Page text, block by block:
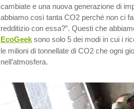
cambiate e una nuova generazione di
abbiamo così tanta CO2 perché non ci
redditizio con essa?”. Questi che
EcoGeek sono solo 5 dei modi in cui i
le milioni di tonnellate di CO2 che ogni
nell’atmosfera.